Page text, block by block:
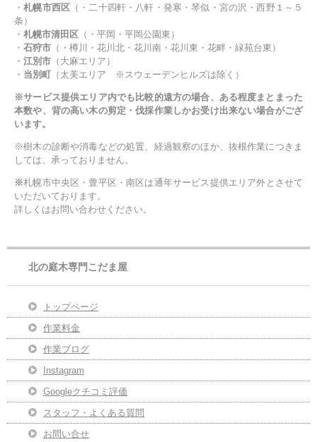
・札幌市西区 （・二十四軒・八軒・発寒・琴似・宮の沢・西野１～５
条）
・ 札幌市清田区 （・平岡・平岡公園東）
・ 石狩市 （・樽川・花川北・花川南・花川東・花畔・緑苑台東）
・ 江別市 （大麻エリア）
・ 当別町 （太美エリア ※スウェーデンヒルズは除く）
※サービス提供エリア内でも比較的遠方の場合、ある程度まとまった
本数や、背の高い木の剪定・伐採作業しかお受け出来ない場合がござ
います。
※樹木の診断や消毒などの処置、経過観察のほか、抜根作業につきま
しては、承っておりません。
※札幌市中央区・豊平区・南区は通年サービス提供エリア外とさせて
いただいております。
詳しくはお問い合わせください。
北の庭木専門こだま屋
トップページ
作業料金
作業ブログ
Instagram
Googleクチコミ評価
スタッフ・よくある質問
お問い合せ